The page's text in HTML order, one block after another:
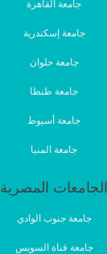
جامعة القاهرة
جامعة إسكندرية
جامعة حلوان
جامعة طنطا
جامعة أسيوط
جامعة المنيا
الجامعات المصرية
جامعة جنوب الوادي
جامعة قناة السويس